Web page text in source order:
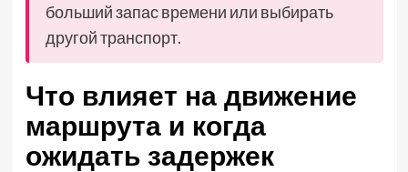
больший запас времени или выбирать
другой транспорт.
Что влияет на движение
маршрута и когда
ожидать задержек